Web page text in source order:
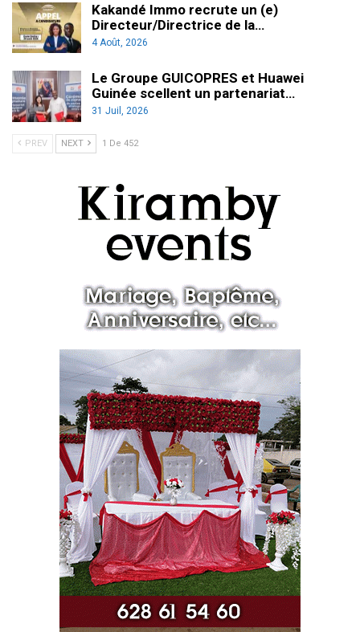
Kakandé Immo recrute un (e)
Directeur/Directrice de la…
4 Août, 2026
Le Groupe GUICOPRES et Huawei
Guinée scellent un partenariat…
31 Juil, 2026
PREV NEXT 1 De 452